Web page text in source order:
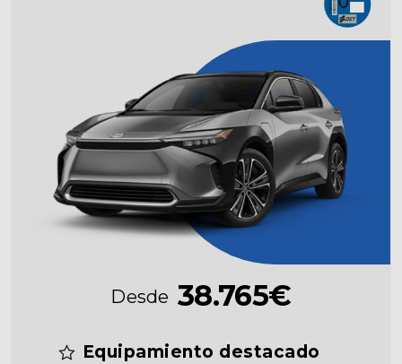
Desde 38.765€
Equipamiento destacado